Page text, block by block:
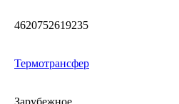
4620752619235
Термотрансфер
Зарубежное